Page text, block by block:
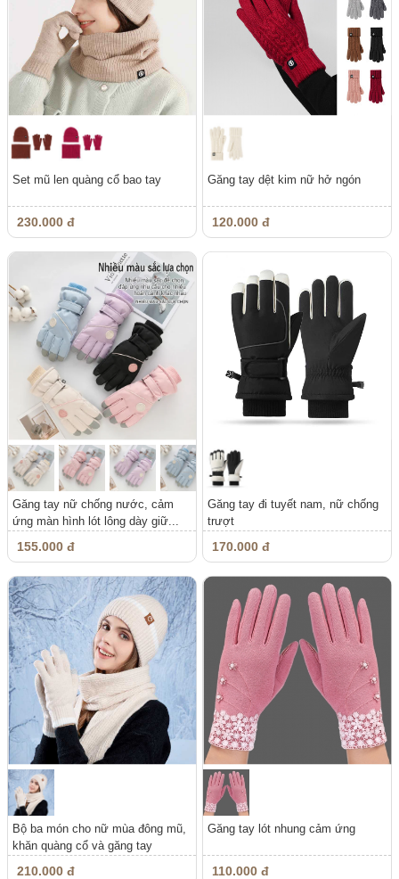
Set mũ len quàng cổ bao tay
230.000 đ
Găng tay dệt kim nữ hở ngón
120.000 đ
Găng tay nữ chống nước, cảm
ứng màn hình lót lông dày giữ...
155.000 đ
Găng tay đi tuyết nam, nữ chống
trượt
170.000 đ
Bộ ba món cho nữ mùa đông mũ,
khăn quàng cổ và găng tay
210.000 đ
Găng tay lót nhung cảm ứng
110.000 đ